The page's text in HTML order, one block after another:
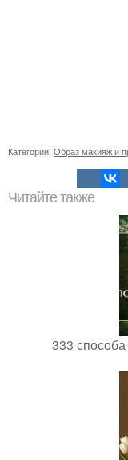
Категории: Образ макияж и
Читайте также
333